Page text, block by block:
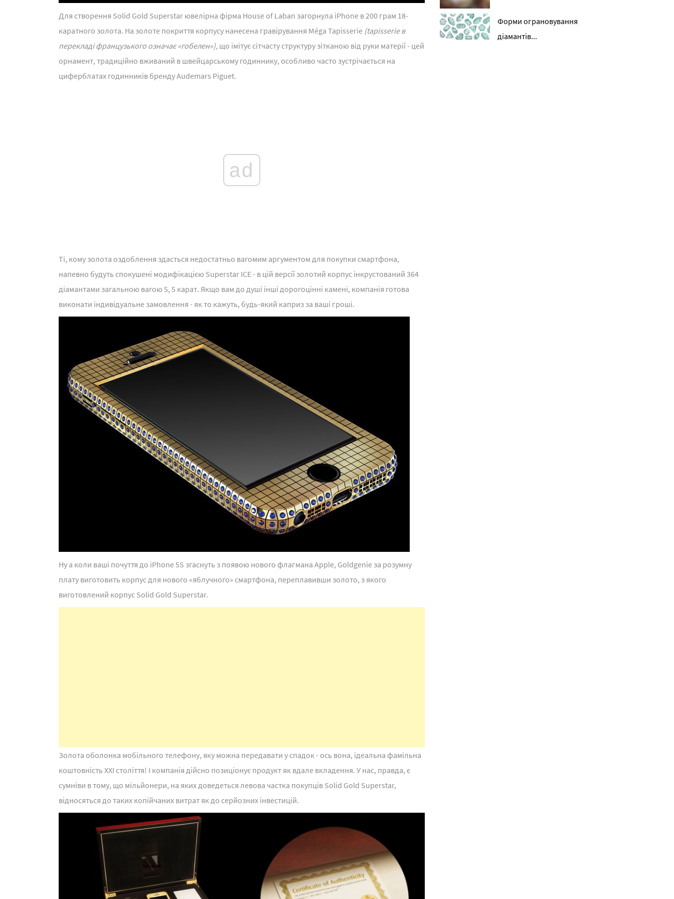
Для створення Solid Gold Superstar ювелірна фірма House of Laban загорнула iPhone в 200 грам 18-
каратного золота. На золоте покриття корпусу нанесена гравірування Méga Tapisserie (tapisserie в
перекладі французького означає «гобелен»), що імітує сітчасту структуру зітканою від руки матерії - цей
орнамент, традиційно вживаний в швейцарському годиннику, особливо часто зустрічається на
циферблатах годинників бренду Audemars Piguet.
ad
Ті, кому золота оздоблення здасться недостатньо вагомим аргументом для покупки смартфона,
напевно будуть спокушені модифікацією Superstar ICE - в цій версії золотий корпус інкрустований 364
діамантами загальною вагою 5, 5 карат. Якщо вам до душі інші дорогоцінні камені, компанія готова
виконати індивідуальне замовлення - як то кажуть, будь-який каприз за ваші гроші.
Ну а коли ваші почуття до iPhone 5S згаснуть з появою нового флагмана Apple, Goldgenie за розумну
плату виготовить корпус для нового «яблучного» смартфона, переплавивши золото, з якого
виготовлений корпус Solid Gold Superstar.
Золота оболонка мобільного телефону, яку можна передавати у спадок - ось вона, ідеальна фамільна
коштовність XXI століття! І компанія дійсно позиціонує продукт як вдале вкладення. У нас, правда, є
сумніви в тому, що мільйонери, на яких доведеться левова частка покупців Solid Gold Superstar,
відносяться до таких копійчаних витрат як до серйозних інвестицій.
Форми ограновування
діамантів...